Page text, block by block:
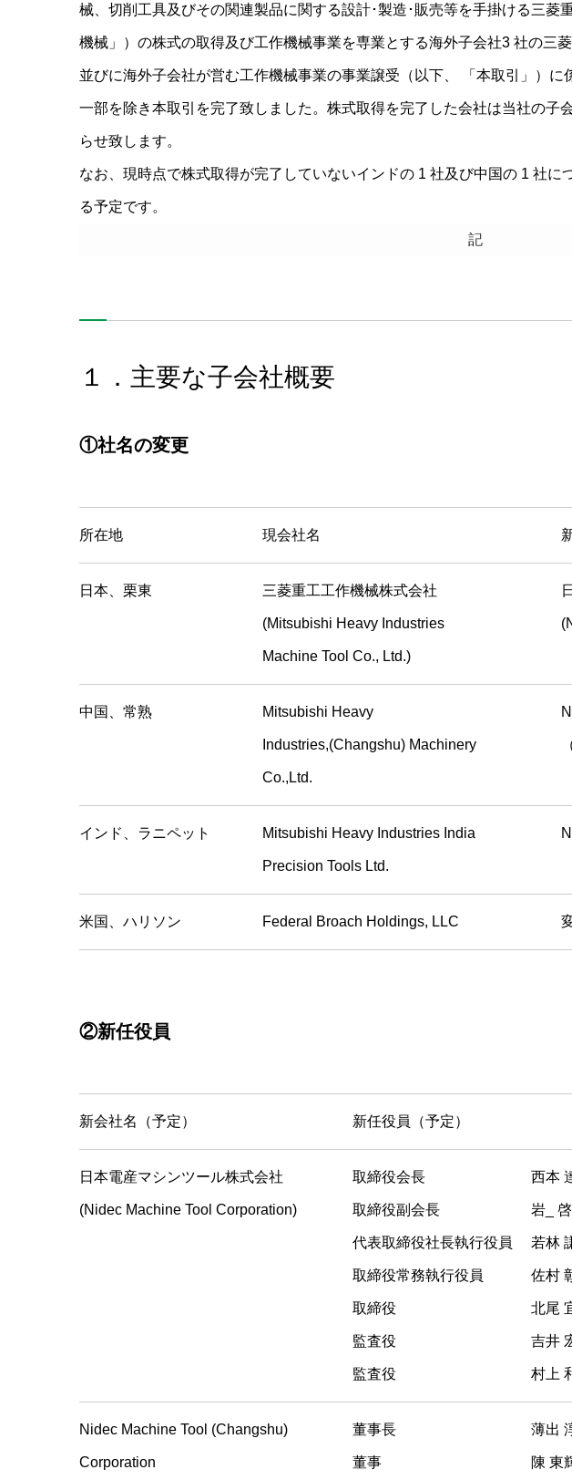
械、切削工具及びその関連製品に関する設計･製造･販売等を手掛ける三菱
機械」）の株式の取得及び工作機械事業を専業とする海外子会社3 社の三
並びに海外子会社が営む工作機械事業の事業譲受（以下、 「本取引」）に
一部を除き本取引を完了致しました。株式取得を完了した会社は当社の子
らせ致します。
なお、現時点で株式取得が完了していないインドの 1 社及び中国の 1 社に
る予定です。
記
１．主要な子会社概要
①社名の変更
所在地 現会社名
日本、栗東 三菱重工工作機械株式会社
(Mitsubishi Heavy Industries
Machine Tool Co., Ltd.)
中国、常熟 Mitsubishi Heavy
Industries,(Changshu) Machinery
Co.,Ltd.
インド、ラニペット Mitsubishi Heavy Industries India
Precision Tools Ltd.
米国、ハリソン Federal Broach Holdings, LLC
②新任役員
新会社名（予定） 新任役員（予定）
日本電産マシンツール株式会社
(Nidec Machine Tool Corporation)
取締役会長 西本 達
取締役副会長 岩_ 啓
代表取締役社長執行役員 若林
取締役常務執行役員 佐村
取締役 北尾 宜
監査役 吉井 宏
監査役 村上 和
Nidec Machine Tool (Changshu)
Corporation
董事長 薄出 淳
董事 陳 東